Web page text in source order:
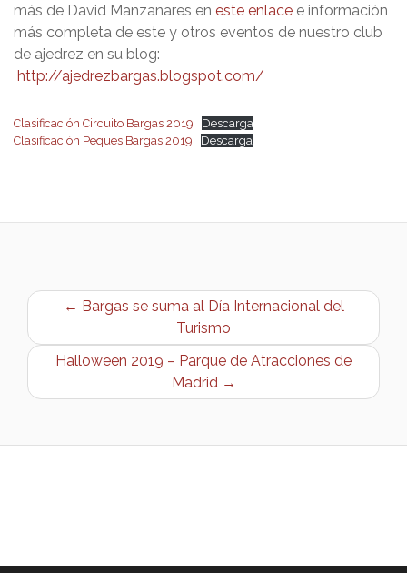
más de David Manzanares en este enlace e información
más completa de este y otros eventos de nuestro club
de ajedrez en su blog:
http://ajedrezbargas.blogspot.com/
Clasificación Circuito Bargas 2019
Descarga
Clasificación Peques Bargas 2019
Descarga
← Bargas se suma al Día Internacional del
Turismo
Halloween 2019 – Parque de Atracciones de
Madrid →